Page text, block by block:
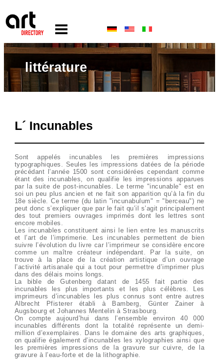
littérature
L´ Incunables
Sont appelés incunables les premières impressions
typographiques. Seules les impressions datées de la période
précédant l’année 1500 sont considérées cependant comme
étant des incunables, on qualifie les impressions apparues
par la suite de post-incunables. Le terme "incunable" est en
soi un peu plus ancien et ne fait son apparition qu’à la fin du
18e siècle. Ce terme (du latin "incunabulum" = "berceau") ne
peut donc s’expliquer que par le fait qu’il s’agit principalement
des tout premiers ouvrages imprimés dont les lettres sont
encore mobiles.
Les incunables constituent ainsi le lien entre les manuscrits
et l’art de l’imprimerie. Les incunables permettent de bien
suivre l’évolution du livre car l’imprimeur se considère encore
comme un maître créateur indépendant. Par la suite, on
trouve à la place de la création artistique d’un ouvrage
l’activité artisanale qui a tout pour permettre d’imprimer plus
dans des délais moins longs.
La bible de Gutenberg datant de 1455 fait partie des
incunables les plus importants et les plus célèbres. Les
imprimeurs d’incunables les plus connus sont entre autres
Albrecht Pfisterer établi à Bamberg, Günter Zainer à
Augsbourg et Johannes Mentelin à Strasbourg.
On compte aujourd’hui dans l’ensemble environ 40 000
incunables différents dont la totalité représente un demi-
million d’exemplaires. Dans le domaine des arts graphiques,
on qualifie également d’incunables les xylographies ainsi que
les premières impressions de la gravure sur cuivre, de la
gravure à l’eau-forte et de la lithographie.